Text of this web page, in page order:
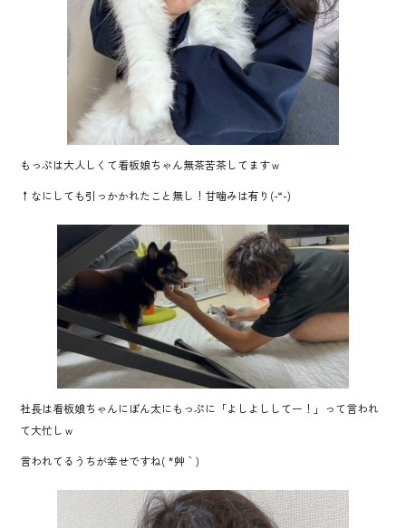
もっぷは大人しくて看板娘ちゃん無茶苦茶してますｗ
↑なにしても引っかかれたこと無し！甘噛みは有り(-“-)
社長は看板娘ちゃんにぽん太にもっぷに「よしよししてー！」って言われ
て大忙しｗ
言われてるうちが幸せですね( *´艸｀)